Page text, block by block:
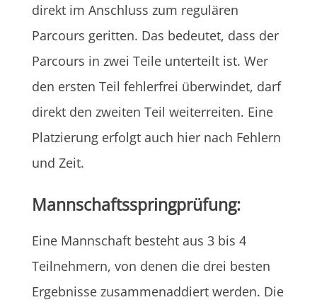
direkt im Anschluss zum regulären
Parcours geritten. Das bedeutet, dass der
Parcours in zwei Teile unterteilt ist. Wer
den ersten Teil fehlerfrei überwindet, darf
direkt den zweiten Teil weiterreiten. Eine
Platzierung erfolgt auch hier nach Fehlern
und Zeit.
Mannschaftsspringprüfung:
Eine Mannschaft besteht aus 3 bis 4
Teilnehmern, von denen die drei besten
Ergebnisse zusammenaddiert werden. Die